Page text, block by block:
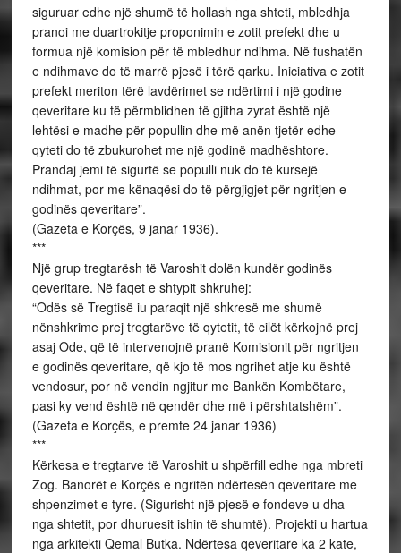
siguruar edhe një shumë të hollash nga shteti, mbledhja
pranoi me duartrokitje proponimin e zotit prefekt dhe u
formua një komision për të mbledhur ndihma. Në fushatën
e ndihmave do të marrë pjesë i tërë qarku. Iniciativa e zotit
prefekt meriton tërë lavdërimet se ndërtimi i një godine
qeveritare ku të përmblidhen të gjitha zyrat është një
lehtësi e madhe për popullin dhe më anën tjetër edhe
qyteti do të zbukurohet me një godinë madhështore.
Prandaj jemi të sigurtë se populli nuk do të kursejë
ndihmat, por me kënaqësi do të përgjigjet për ngritjen e
godinës qeveritare”.
(Gazeta e Korçës, 9 janar 1936).
***
Një grup tregtarësh të Varoshit dolën kundër godinës
qeveritare. Në faqet e shtypit shkruhej:
“Odës së Tregtisë iu paraqit një shkresë me shumë
nënshkrime prej tregtarëve të qytetit, të cilët kërkojnë prej
asaj Ode, që të intervenojnë pranë Komisionit për ngritjen
e godinës qeveritare, që kjo të mos ngrihet atje ku është
vendosur, por në vendin ngjitur me Bankën Kombëtare,
pasi ky vend është në qendër dhe më i përshtatshëm”.
(Gazeta e Korçës, e premte 24 janar 1936)
***
Kërkesa e tregtarve të Varoshit u shpërfill edhe nga mbreti
Zog. Banorët e Korçës e ngritën ndërtesën qeveritare me
shpenzimet e tyre. (Sigurisht një pjesë e fondeve u dha
nga shtetit, por dhuruesit ishin të shumtë). Projekti u hartua
nga arkitekti Qemal Butka. Ndërtesa qeveritare ka 2 kate,